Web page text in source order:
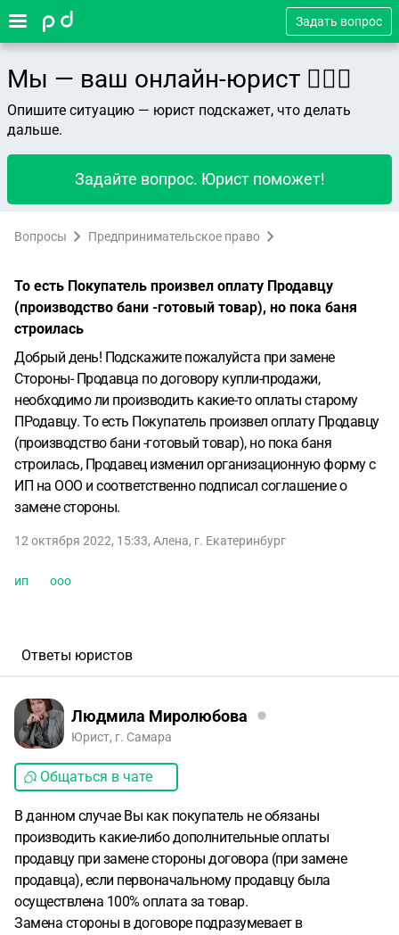
Задать вопрос
Мы — ваш онлайн-юрист 👨🏻‍⚖️
Опишите ситуацию — юрист подскажет, что делать
дальше.
Задайте вопрос. Юрист поможет!
Вопросы Предпринимательское право
То есть Покупатель произвел оплату Продавцу
(производство бани -готовый товар), но пока баня
строилась
Добрый день! Подскажите пожалуйста при замене
Стороны- Продавца по договору купли-продажи,
необходимо ли производить какие-то оплаты старому
ПРодавцу. То есть Покупатель произвел оплату Продавцу
(производство бани -готовый товар), но пока баня
строилась, Продавец изменил организационную форму с
ИП на ООО и соответственно подписал соглашение о
замене стороны.
12 октября 2022, 15:33, Алена, г. Екатеринбург
ип ооо
Ответы юристов
Людмила Миролюбова
Юрист, г. Самара
Общаться в чате
В данном случае Вы как покупатель не обязаны
производить какие-либо дополнительные оплаты
продавцу при замене стороны договора (при замене
продавца), если первоначальному продавцу была
осуществлена 100% оплата за товар.
Замена стороны в договоре подразумевает в